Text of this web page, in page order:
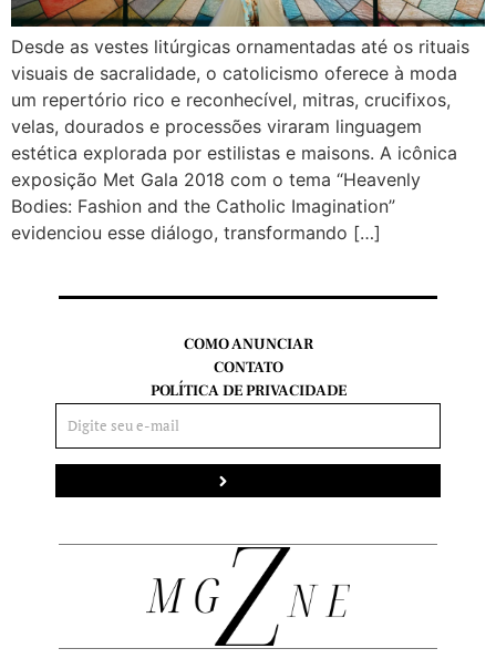
Desde as vestes litúrgicas ornamentadas até os rituais
visuais de sacralidade, o catolicismo oferece à moda
um repertório rico e reconhecível, mitras, crucifixos,
velas, dourados e processões viraram linguagem
estética explorada por estilistas e maisons. A icônica
exposição Met Gala 2018 com o tema “Heavenly
Bodies: Fashion and the Catholic Imagination”
evidenciou esse diálogo, transformando […]
COMO ANUNCIAR
CONTATO
POLÍTICA DE PRIVACIDADE